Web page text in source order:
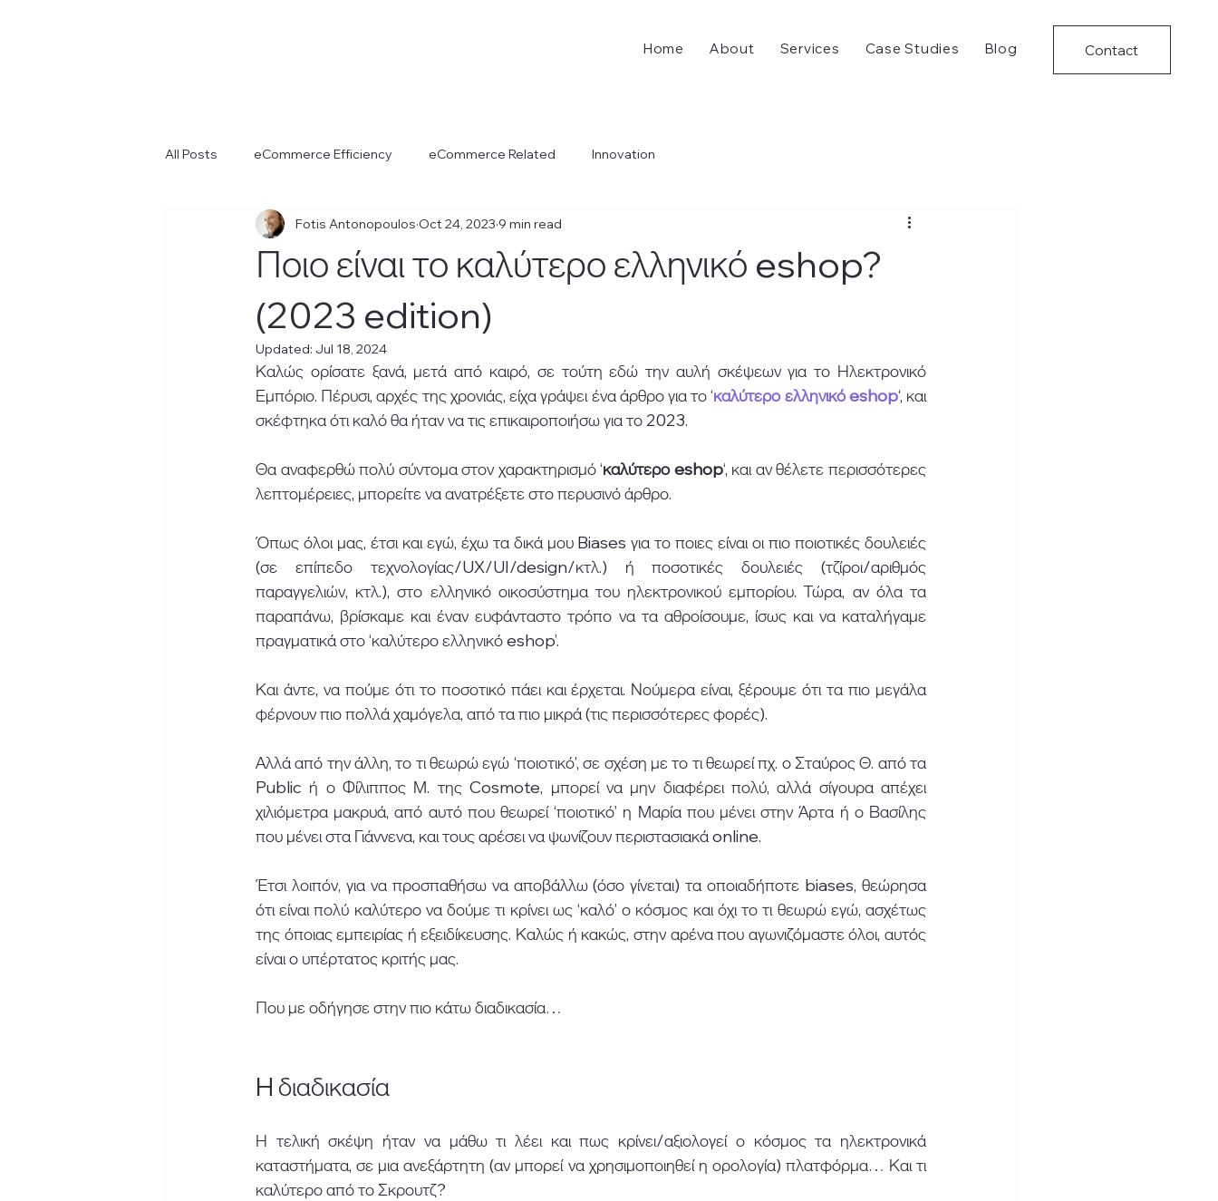
Contact
Home About Services Case Studies Blog
All Posts eCommerce Efficiency eCommerce Related Innovation
Ποιο είναι το καλύτερο ελληνικό eshop?
(2023 edition)
Fotis Antonopoulos Oct 24, 2023 9 min read
Updated: Jul 18, 2024
Καλώς ορίσατε ξανά, μετά από καιρό, σε τούτη εδώ την αυλή σκέψεων για το Ηλεκτρονικό
Εμπόριο. Πέρυσι, αρχές της χρονιάς, είχα γράψει ένα άρθρο για το ‘καλύτερο ελληνικό eshop‘, και
σκέφτηκα ότι καλό θα ήταν να τις επικαιροποιήσω για το 2023.
Θα αναφερθώ πολύ σύντομα στον χαρακτηρισμό ‘καλύτερο eshop‘, και αν θέλετε περισσότερες
λεπτομέρειες, μπορείτε να ανατρέξετε στο περυσινό άρθρο.
Όπως όλοι μας, έτσι και εγώ, έχω τα δικά μου Biases για το ποιες είναι οι πιο ποιοτικές δουλειές
(σε επίπεδο τεχνολογίας/UX/UI/design/κτλ.) ή ποσοτικές δουλειές (τζίροι/αριθμός
παραγγελιών, κτλ.), στο ελληνικό οικοσύστημα του ηλεκτρονικού εμπορίου. Τώρα, αν όλα τα
παραπάνω, βρίσκαμε και έναν ευφάνταστο τρόπο να τα αθροίσουμε, ίσως και να καταλήγαμε
πραγματικά στο ‘καλύτερο ελληνικό eshop’.
Και άντε, να πούμε ότι το ποσοτικό πάει και έρχεται. Νούμερα είναι, ξέρουμε ότι τα πιο μεγάλα
φέρνουν πιο πολλά χαμόγελα, από τα πιο μικρά (τις περισσότερες φορές).
Αλλά από την άλλη, το τι θεωρώ εγώ ‘ποιοτικό’, σε σχέση με το τι θεωρεί πχ. ο Σταύρος Θ. από τα
Public ή ο Φίλιππος Μ. της Cosmote, μπορεί να μην διαφέρει πολύ, αλλά σίγουρα απέχει
χιλιόμετρα μακρυά, από αυτό που θεωρεί ‘ποιοτικό’ η Μαρία που μένει στην Άρτα ή ο Βασίλης
που μένει στα Γιάννενα, και τους αρέσει να ψωνίζουν περιστασιακά online.
Έτσι λοιπόν, για να προσπαθήσω να αποβάλλω (όσο γίνεται) τα οποιαδήποτε biases, θεώρησα
ότι είναι πολύ καλύτερο να δούμε τι κρίνει ως ‘καλό’ ο κόσμος και όχι το τι θεωρώ εγώ, ασχέτως
της όποιας εμπειρίας ή εξειδίκευσης. Καλώς ή κακώς, στην αρένα που αγωνιζόμαστε όλοι, αυτός
είναι ο υπέρτατος κριτής μας.
Που με οδήγησε στην πιο κάτω διαδικασία…
H διαδικασία
Η τελική σκέψη ήταν να μάθω τι λέει και πως κρίνει/αξιολογεί ο κόσμος τα ηλεκτρονικά
καταστήματα, σε μια ανεξάρτητη (αν μπορεί να χρησιμοποιηθεί η ορολογία) πλατφόρμα… Και τι
καλύτερο από το Σκρουτζ?